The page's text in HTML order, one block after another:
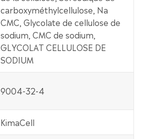
carboxyméthylcellulose, Na
CMC, Glycolate de cellulose de
sodium, CMC de sodium,
GLYCOLAT CELLULOSE DE
SODIUM
9004-32-4
KimaCell